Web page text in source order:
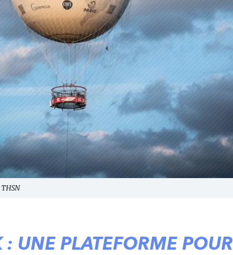
: UNE PLATEFORME POUR